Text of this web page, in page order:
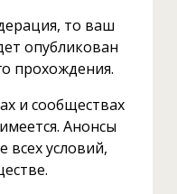
то ваш
опубликован
прохождения.
и сообществах
Анонсы
условий,